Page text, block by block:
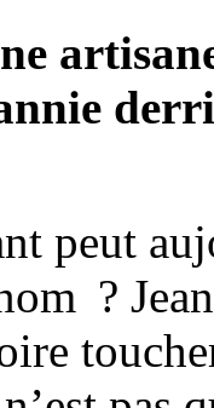
peut
?